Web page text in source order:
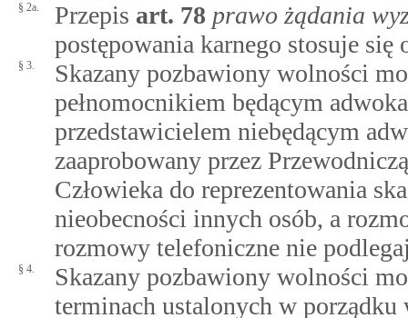
§ 2a. Przepis art. 78 prawo żądania
postępowania karnego stosuje się
§ 3.
Skazany pozbawiony wolności
pełnomocnikiem będącym
przedstawicielem niebędącym
zaaprobowany przez
Człowieka do reprezentowania
nieobecności innych osób, a
rozmowy telefoniczne nie
§ 4.
Skazany pozbawiony wolności
terminach ustalonych w